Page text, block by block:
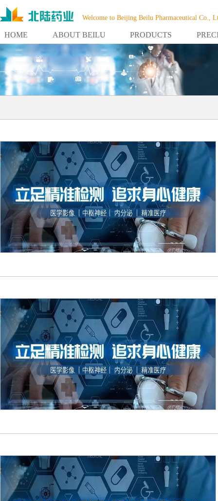
Welcome to Beijing Beilu Pharmaceutical Co.,
HOME ABOUT BEILU PRODUCTS